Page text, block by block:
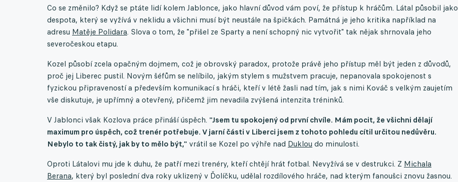
Co se změnilo? Když se ptáte lidí kolem Jablonce, jako hlavní důvod vám poví, že přístup k hráčům. Látal působil jako
despota, který se vyžívá v neklidu a všichni musí být neustále na špičkách. Památná je jeho kritika například na
adresu Matěje Polidara. Slova o tom, že "přišel ze Sparty a není schopný nic vytvořit" tak nějak shrnovala jeho
severočeskou etapu.
Kozel působí zcela opačným dojmem, což je obrovský paradox, protože právě jeho přístup měl být jeden z důvodů,
proč jej Liberec pustil. Novým šéfům se nelíbilo, jakým stylem s mužstvem pracuje, nepanovala spokojenost s
fyzickou připraveností a především komunikací s hráči, kteří v létě žasli nad tím, jak s nimi Kováč s velkým zaujetím
vše diskutuje, je upřímný a otevřený, přičemž jim nevadila zvýšená intenzita tréninků.
V Jablonci však Kozlova práce přináší úspěch. "Jsem tu spokojený od první chvíle. Mám pocit, že všichni dělají
maximum pro úspěch, což trenér potřebuje. V jarní části v Liberci jsem z tohoto pohledu cítil určitou nedůvěru.
Nebylo to tak čistý, jak by to mělo být," vrátil se Kozel po výhře nad Duklou do minulosti.
Oproti Látalovi mu jde k duhu, že patří mezi trenéry, kteří chtějí hrát fotbal. Nevyžívá se v destrukci. Z Michala
Berana, který byl poslední dva roky uklizený v Ďolíčku, udělal rozdílového hráče, nad kterým fanoušci znovu žasnou.